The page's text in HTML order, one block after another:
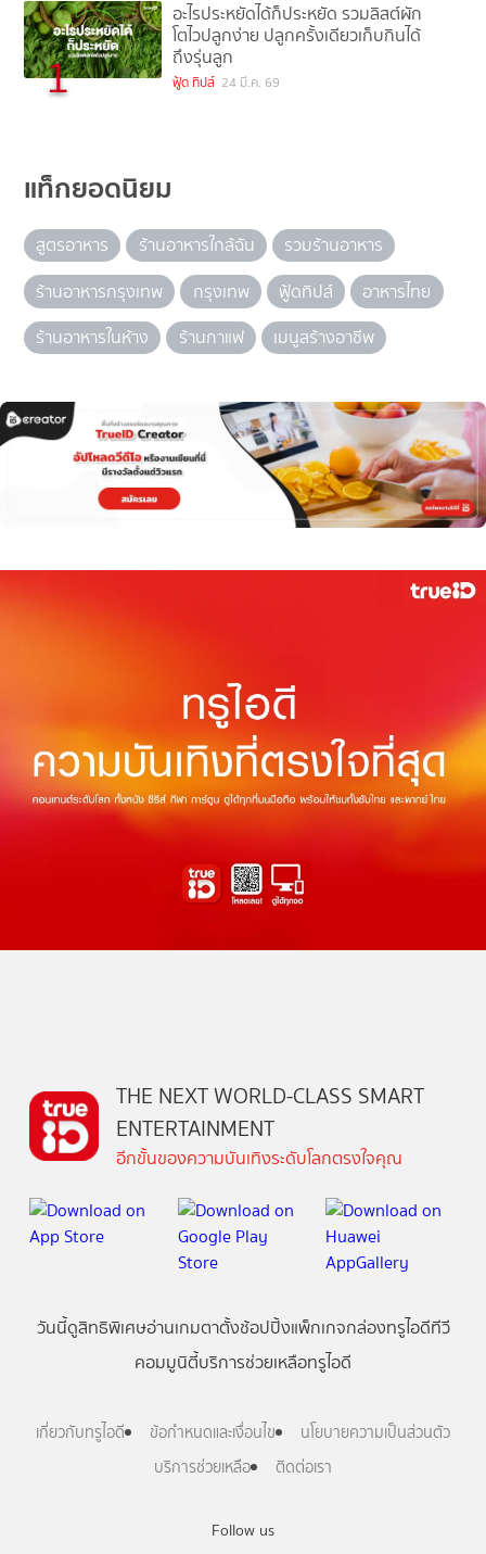
1
อะไรประหยัดได้ก็ประหยัด รวมลิสต์ผัก
โตไวปลูกง่าย ปลูกครั้งเดียวเก็บกินได้
ถึงรุ่นลูก
ฟู้ด ทิปส์ 24 มี.ค. 69
แท็กยอดนิยม
สูตรอาหาร ร้านอาหารใกล้ฉัน
รวมร้านอาหาร
ร้านอาหารกรุงเทพ
กรุงเทพ ฟู้ดทิปส์
อาหารไทย
ร้านอาหารในห้าง
ร้านกาแฟ เมนูสร้างอาชีพ
Follow us
THE NEXT WORLD-CLASS SMART
ENTERTAINMENT
อีกขั้นของความบันเทิงระดับโลกตรงใจคุณ
วันนี้ดูสิทธิพิเศษอ่านเกมตาตั้งช้อปปิ้งแพ็กเกจกล่องทรูไอดีทีวี
คอมมูนิตี้บริการช่วยเหลือทรูไอดี
เกี่ยวกับทรูไอดี ข้อกำหนดและเงื่อนไข
นโยบายความเป็นส่วนตัว
บริการช่วยเหลือ
ติดต่อเรา